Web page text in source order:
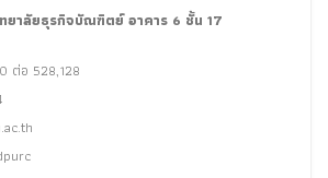
ยาลัยธุรกิจบัณฑิตย์ อาคาร 6 ชั้น 17
ต่อ 528,128